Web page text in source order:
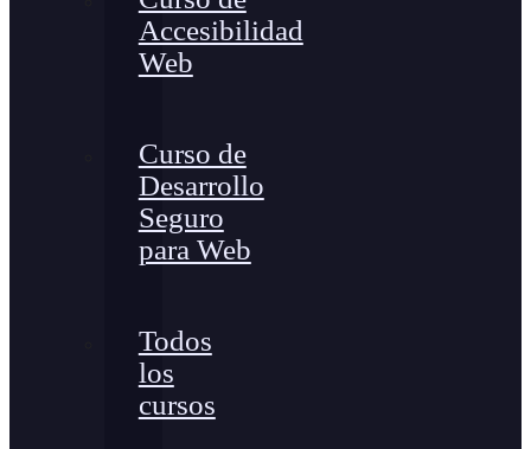
Accesibilidad
Web
Curso de
Desarrollo
Seguro
para Web
Todos
los
cursos